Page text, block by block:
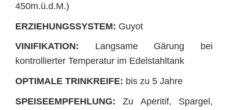
450m.ü.d.M.)
ERZIEHUNGSSYSTEM: Guyot
VINIFIKATION: Langsame Gärung bei
kontrollierter Temperatur im Edelstahltank
OPTIMALE TRINKREIFE: bis zu 5 Jahre
SPEISEEMPFEHLUNG:Zu Aperitif, Spargel,